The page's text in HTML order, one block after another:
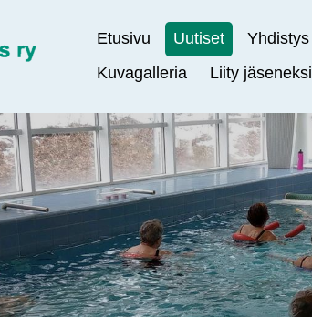
Etusivu Uutiset Yhdistys
Kuvagalleria
Liity jäseneksi